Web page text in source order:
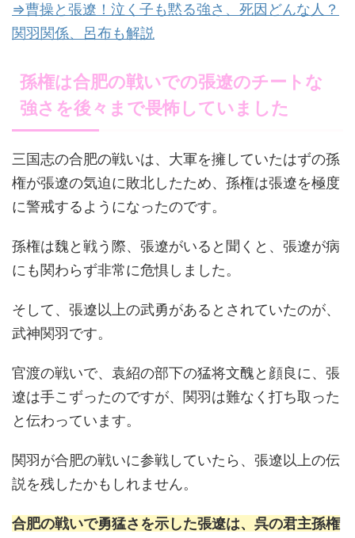
⇒曹操と張遼！泣く子も黙る強さ、死因どんな人？
関羽関係、呂布も解説
孫権は合肥の戦いでの張遼のチートな
強さを後々まで畏怖していました
三国志の合肥の戦いは、大軍を擁していたはずの孫
権が張遼の気迫に敗北したため、孫権は張遼を極度
に警戒するようになったのです。
孫権は魏と戦う際、張遼がいると聞くと、張遼が病
にも関わらず非常に危惧しました。
そして、張遼以上の武勇があるとされていたのが、
武神関羽です。
官渡の戦いで、袁紹の部下の猛将文醜と顔良に、張
遼は手こずったのですが、関羽は難なく打ち取った
と伝わっています。
関羽が合肥の戦いに参戦していたら、張遼以上の伝
説を残したかもしれません。
合肥の戦いで勇猛さを示した張遼は、呉の君主孫権